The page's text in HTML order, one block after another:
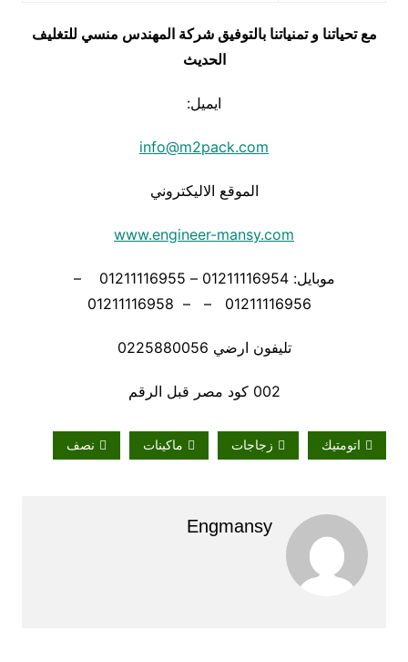
مع تحياتنا و تمنياتنا بالتوفيق شركة المهندس منسي للتغليف
الحديث
ايميل:
info@m2pack.com
الموقع الاليكتروني
www.engineer-mansy.com
موبايل: 01211116954 – 01211116955 –
تليفون ارضي 0225880056
002 كود مصر قبل الرقم
اتومتيك زجاجات ماكينات نصف
Engmansy